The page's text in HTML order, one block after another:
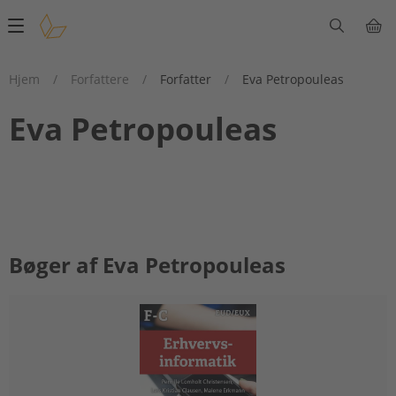
Main
Hjem
/ Forfattere / Forfatter / Eva Petropouleas
Eva Petropouleas
Bøger af Eva Petropouleas